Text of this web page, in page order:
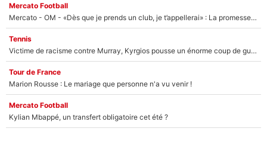
Mercato Football
Mercato - OM - «Dès que je prends un club, je t’appellerai» : La promesse de Marcelino au moment de claquer la porte
Tennis
Victime de racisme contre Murray, Kyrgios pousse un énorme coup de gueule !
Tour de France
Marion Rousse : Le mariage que personne n'a vu venir !
Mercato Football
Kylian Mbappé, un transfert obligatoire cet été ?